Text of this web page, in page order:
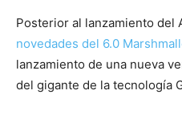
Posterior al lanzamiento del
novedades del 6.0
lanzamiento de una nueva
del gigante de la tecnología